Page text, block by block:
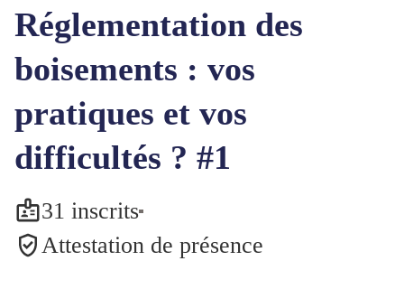
Réglementation des
boisements : vos
pratiques et vos
difficultés ? #1
31 inscrits
Attestation de présence